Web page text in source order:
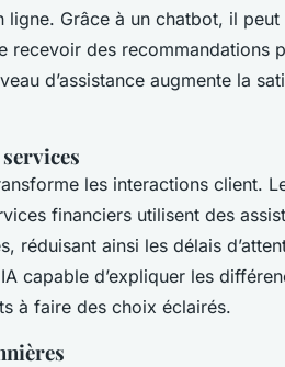
ligne. Grâce à un chatbot, il
recevoir des recommandations
d’assistance augmente la
les interactions client.
financiers utilisent des
réduisant ainsi les délais
capable d’expliquer les
à faire des choix éclairés.